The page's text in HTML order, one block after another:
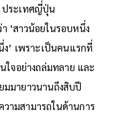
ประเทศญี่ปุ่น
‘สาวน้อยในรอบหนึ่ง
’ เพราะเป็นคนแรกที่
จอย่างถล่มทลาย และ
มมายาวนานถึงสิบปี
ามสามารถในด้านการ